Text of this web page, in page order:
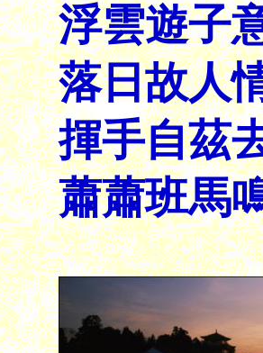
浮雲遊子
落日故人
揮手自茲
蕭蕭班馬